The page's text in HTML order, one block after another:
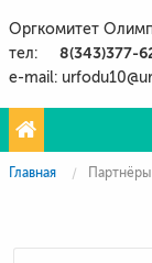
Оргкомитет
тел: 8(343)377-
e-mail:
Олимпиады
Главная